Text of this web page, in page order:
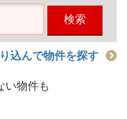
検索
込んで物件を探す
い物件も